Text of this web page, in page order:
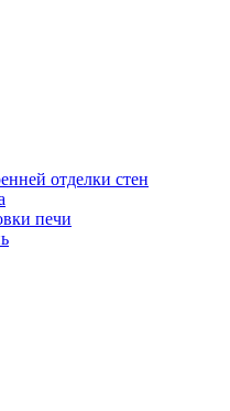
отделки стен
печи